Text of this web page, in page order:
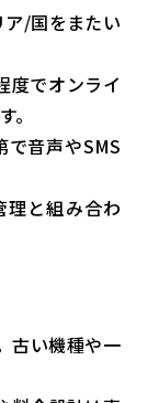
ア/国をまたい
度でオンライ
。
で音声やSMS
理と組み合わ
古い機種や一